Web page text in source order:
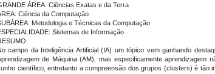
ÁREA: Ciências Exatas e da Terra
Ciência da Computação
Metodologia e Técnicas da Computação
Sistemas de Informação
campo da Inteligência Artificial (IA) um tópico vem ganhando
de Máquina (AM), mas especificamente aprendizagem
científico, entretanto a compreensão dos grupos (clusters) é tão